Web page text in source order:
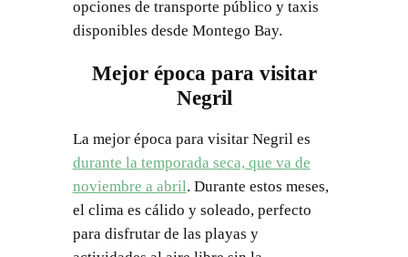
opciones de transporte público y taxis
disponibles desde Montego Bay.
Mejor época para visitar
Negril
La mejor época para visitar Negril es
durante la temporada seca, que va de
noviembre a abril. Durante estos meses,
el clima es cálido y soleado, perfecto
para disfrutar de las playas y